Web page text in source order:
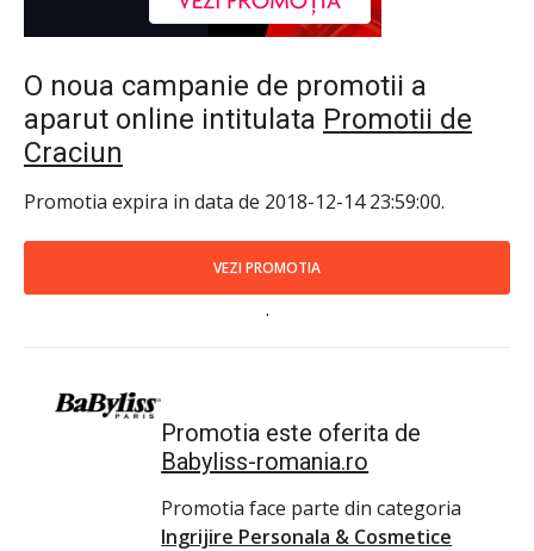
O noua campanie de promotii a
aparut online intitulata Promotii de
Craciun
Promotia expira in data de 2018-12-14 23:59:00.
VEZI PROMOTIA
.
Promotia este oferita de
Babyliss-romania.ro
Promotia face parte din categoria
Ingrijire Personala & Cosmetice